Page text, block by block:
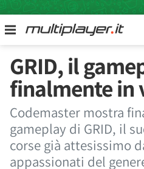
GRID, il
finalmente in
Codemaster mostra
gameplay di GRID, il
corse già attesissimo
appassionati del